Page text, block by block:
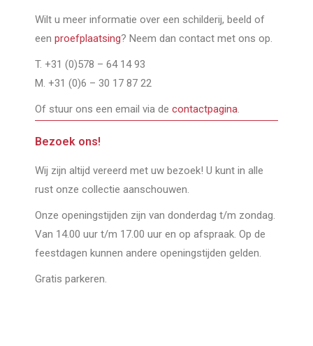
Wilt u meer informatie over een schilderij, beeld of
een proefplaatsing? Neem dan contact met ons op.
T. +31 (0)578 – 64 14 93
M. +31 (0)6 – 30 17 87 22
Of stuur ons een email via de contactpagina.
Bezoek ons!
Wij zijn altijd vereerd met uw bezoek! U kunt in alle
rust onze collectie aanschouwen.
Onze openingstijden zijn van donderdag t/m zondag.
Van 14.00 uur t/m 17.00 uur en op afspraak. Op de
feestdagen kunnen andere openingstijden gelden.
Gratis parkeren.